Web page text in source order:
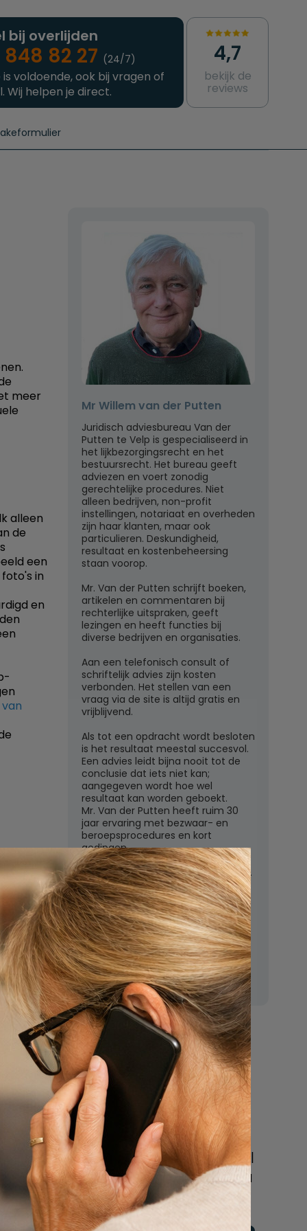
bij overlijden
82 27 (24/7)
voldoende, ook bij vragen of
Wij helpen je direct.
4,7
bekijk de
reviews
meer
alleen
de
een
in
en
Mr Willem van der Putten
Juridisch adviesbureau Van der
Putten te Velp is gespecialiseerd in
het lijkbezorgingsrecht en het
bestuursrecht. Het bureau geeft
adviezen en voert zonodig
gerechtelijke procedures. Niet
alleen bedrijven, non-profit
instellingen, notariaat en overheden
zijn haar klanten, maar ook
particulieren. Deskundigheid,
resultaat en kostenbeheersing
staan voorop.
Mr. Van der Putten schrijft boeken,
artikelen en commentaren bij
rechterlijke uitspraken, geeft
lezingen en heeft functies bij
diverse bedrijven en organisaties.
Aan een telefonisch consult of
schriftelijk advies zijn kosten
verbonden. Het stellen van een
vraag via de site is altijd gratis en
vrijblijvend.
Als tot een opdracht wordt besloten
is het resultaat meestal succesvol.
Een advies leidt bijna nooit tot de
conclusie dat iets niet kan;
aangegeven wordt hoe wel
resultaat kan worden geboekt.
Mr. Van der Putten heeft ruim 30
jaar ervaring met bezwaar- en
beroepsprocedures en kort
gedingen.
Juridisch adviesbureau mr. W.G.H.M.
van der Putten c.s.
Zutphensestraatweg 7
6881 WN Velp (Gld)
E-mail:
mr.vanderputten@gmail.com
Nu
een uitvaart
regelen
Beschrijf uw wensen
online of bel ons geheel
vrijblijvend voor hulp na
een overlijden.